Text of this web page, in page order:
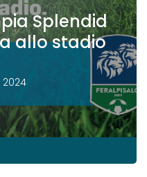
Splendid
allo stadio
2024